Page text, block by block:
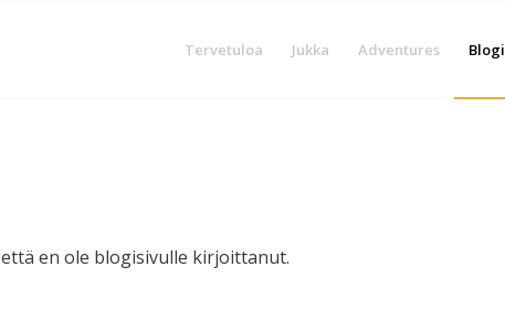
Tervetuloa Jukka Adventures Blogi
en ole blogisivulle kirjoittanut.